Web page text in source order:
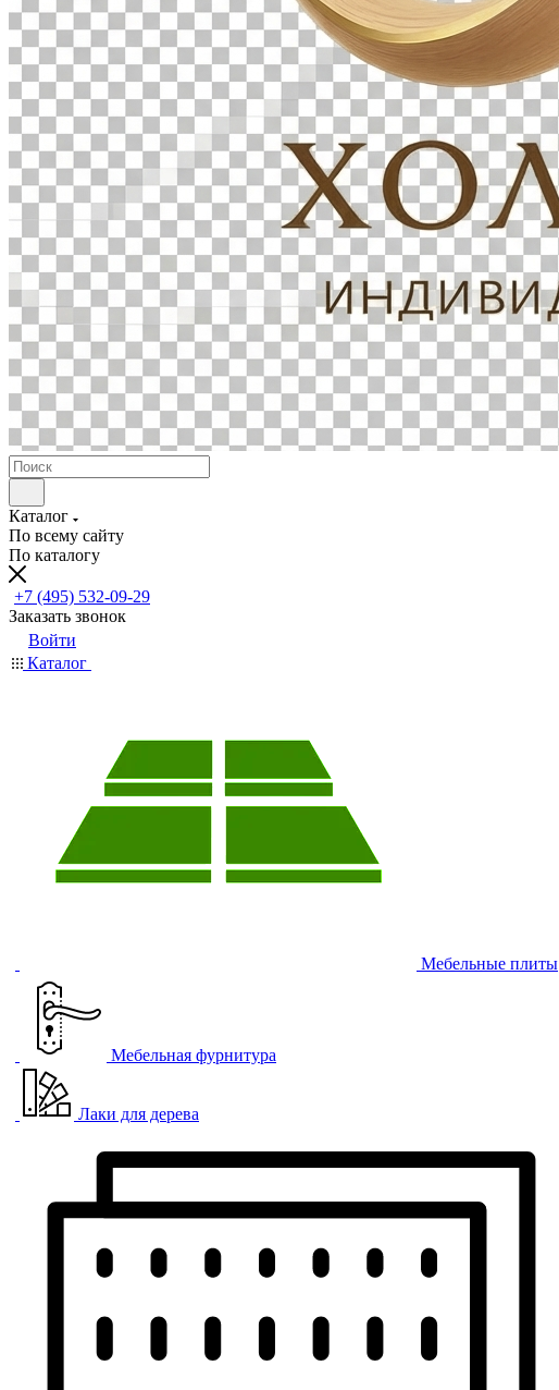
Каталог
По всему сайту
По каталогу
+7 (495) 532-09-29
Заказать звонок
Войти
Каталог
Мебельные плиты
Мебельная фурнитура
Лаки для дерева